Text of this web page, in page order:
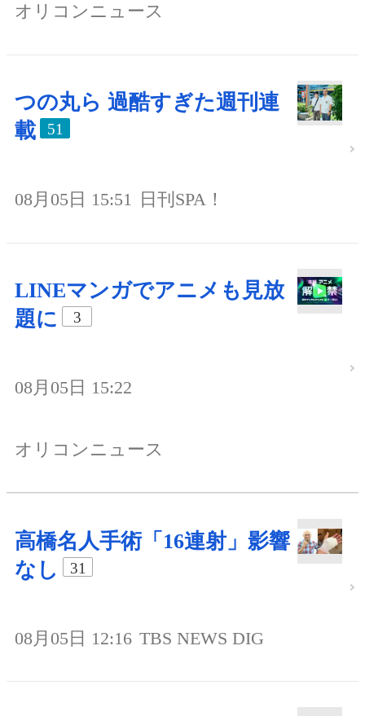
オリコンニュース
つの丸ら 過酷すぎた週刊連
載
51
08月05日 15:51 日刊SPA！
LINEマンガでアニメも見放
題に
3
08月05日 15:22
オリコンニュース
高橋名人手術「16連射」影響
なし
31
08月05日 12:16 TBS NEWS DIG